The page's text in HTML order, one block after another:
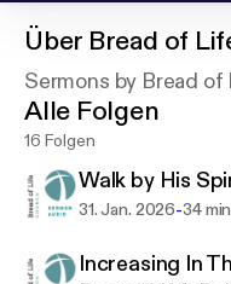
Über Bread of
Sermons by Bread
Alle Folgen
16 Folgen
Walk by His
31. Jan. 2026-34 min
Increasing In